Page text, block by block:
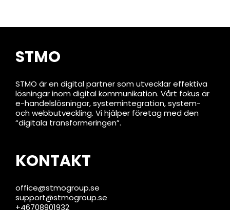
STMO
STMO är en digital partner som utvecklar effektiva
lösningar inom digital kommunikation. Vårt fokus är
e-handelslösningar, systemintegration, system-
och webbutveckling. Vi hjälper företag med den
“digitala transformeringen”.
KONTAKT
office@stmogroup.se
support@stmogroup.se
+46708901932